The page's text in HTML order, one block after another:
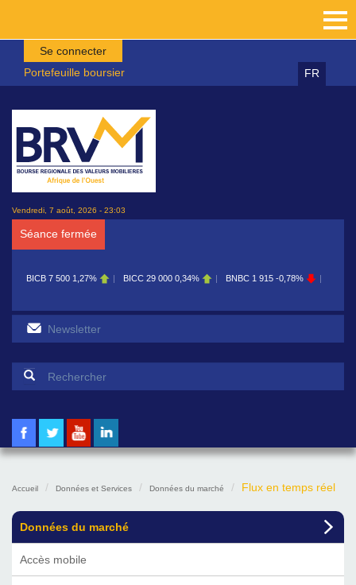
Aller au contenu principal
Se connecter
Portefeuille boursier
FR
Vendredi, 7 août, 2026 - 23:03
Séance fermée
BICB 7 500 1,27% BICC 29 000 0,34% BNBC 1 915 -0,78%
Formulaire de recherche
Accueil Données et Services Données du marché Flux en temps réel
Données du marché
Accès mobile